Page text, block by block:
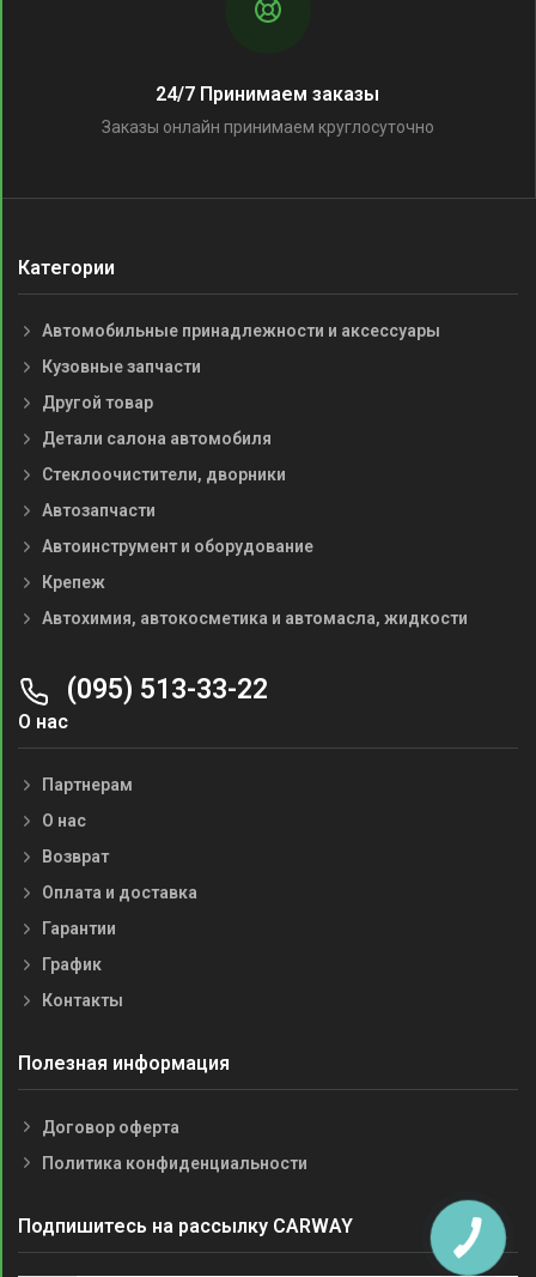
24/7 Принимаем заказы
Заказы онлайн принимаем круглосуточно
Категории
Автомобильные принадлежности и аксессуары
Кузовные запчасти
Другой товар
Детали салона автомобиля
Стеклоочистители, дворники
Автозапчасти
Автоинструмент и оборудование
Крепеж
Автохимия, автокосметика и автомасла, жидкости
(095) 513-33-22
О нас
Партнерам
О нас
Возврат
Оплата и доставка
Гарантии
График
Контакты
Полезная информация
Договор оферта
Политика конфиденциальности
Подпишитесь на рассылку CARWAY